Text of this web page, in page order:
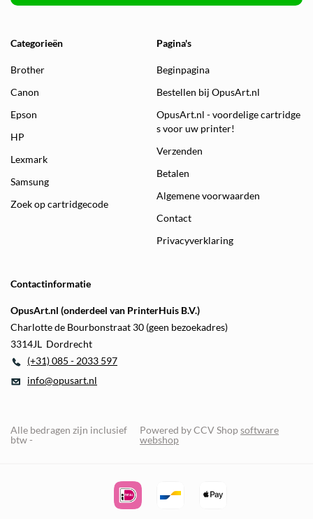
Categorieën
Brother
Canon
Epson
HP
Lexmark
Samsung
Zoek op cartridgecode
Pagina's
Beginpagina
Bestellen bij OpusArt.nl
OpusArt.nl - voordelige cartridge
s voor uw printer!
Verzenden
Betalen
Algemene voorwaarden
Contact
Privacyverklaring
Contactinformatie
OpusArt.nl (onderdeel van PrinterHuis B.V.)
Charlotte de Bourbonstraat 30 (geen bezoekadres)
3314JL Dordrecht
(+31) 085 - 2033 597
info@opusart.nl
Alle bedragen zijn inclusief
btw -
Powered by CCV Shopsoftware
webshop